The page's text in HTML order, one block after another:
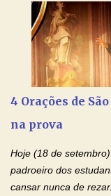
Queremos sempre
e invocar-vos como
bem de nossas
aqueles que invocam
Deus, admirável em
Charbel seguir o
e a força para fazer
monásticas: a
milagres e gra...
4 Orações de
na prova
Hoje (18 de
padroeiro dos
cansar nunca de